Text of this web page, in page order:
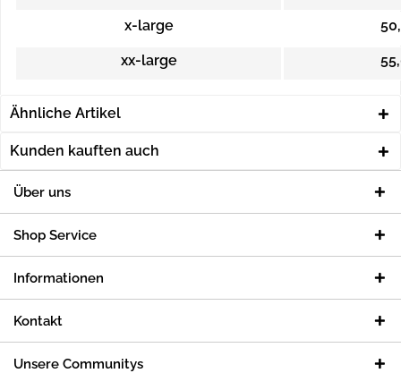
x-large
xx-large
Ähnliche Artikel
Kunden kauften auch
Über uns
Shop Service
Informationen
Kontakt
Unsere Communitys